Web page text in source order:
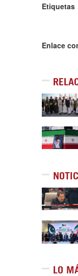
Etiquetas
Enlace
LO